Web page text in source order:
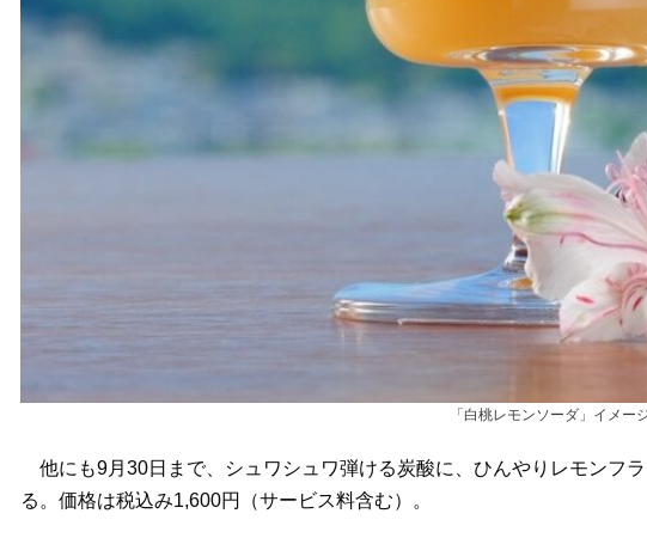
「白桃レモンソーダ」イメー
他にも9月30日まで、シュワシュワ弾ける炭酸に、ひんやりレモンフ
る。価格は税込み1,600円（サービス料含む）。